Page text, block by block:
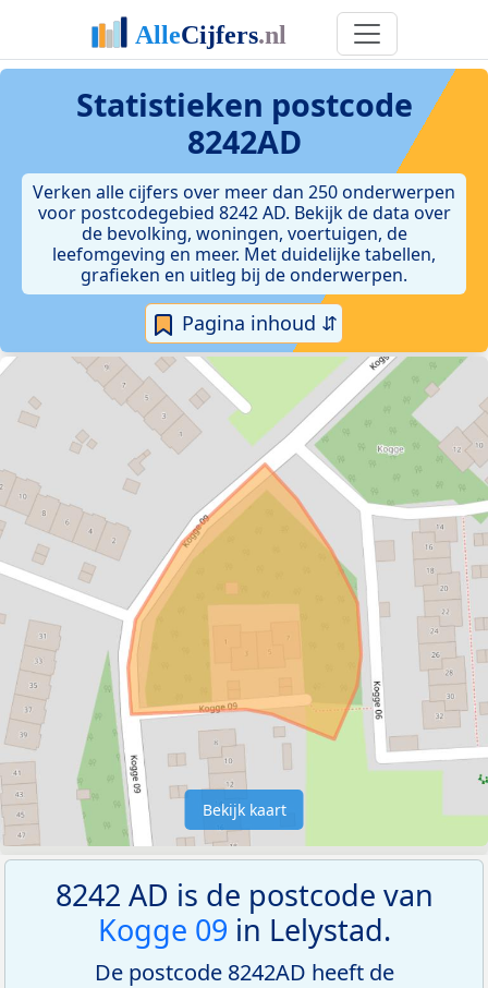
Statistieken postcode
8242AD
Verken alle cijfers over meer dan 250 onderwerpen
voor postcodegebied 8242 AD. Bekijk de data over
de bevolking, woningen, voertuigen, de
leefomgeving en meer. Met duidelijke tabellen,
grafieken en uitleg bij de onderwerpen.
Pagina inhoud ⇵
Bekijk kaart
8242 AD is de postcode van
Kogge 09 in Lelystad.
De postcode 8242AD heeft de